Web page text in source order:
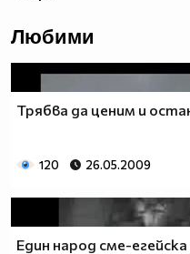
Любими
Трябва да ценим и
120 26.05.2009
Един народ сме-